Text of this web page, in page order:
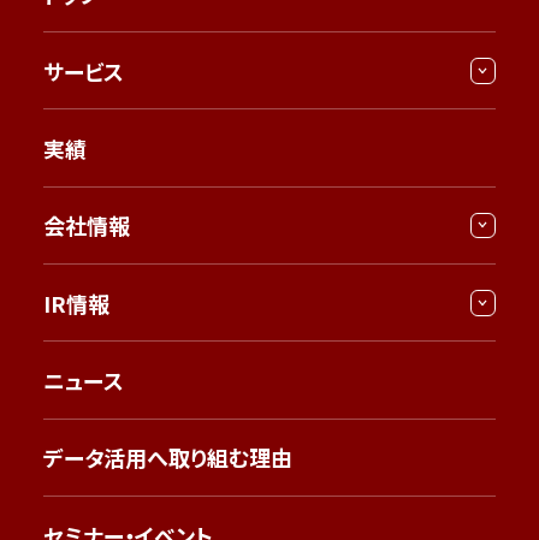
サービス
実績
会社情報
IR情報
ニュース
データ活用へ取り組む理由